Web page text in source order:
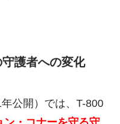
守護者への変化
公開）では、T-800